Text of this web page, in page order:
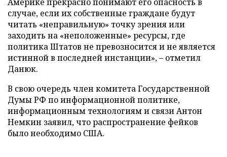
случае, если их собственные граждане будут
читать «неправильную» точку зрения или
заходить на «неположенные» ресурсы, где
политика Штатов не превозносится и не является
истинной в последней инстанции», – отметил
Данюк.
В свою очередь член комитета Государственной
Думы РФ по информационной политике,
информационным технологиям и связи Антон
Немкин заявил, что распространение фейков
было необходимо США.